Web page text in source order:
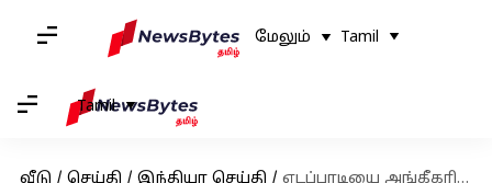
மேலும் Tamil
Tamil
வீடு / செய்தி / இந்தியா செய்தி / எடப்பாடியை அங்கீகரிக்க கூடாது - ஓபிஎஸ் சார்பில் இந்திய தலைமை தேர்தல் ஆணையத்தில் மனு